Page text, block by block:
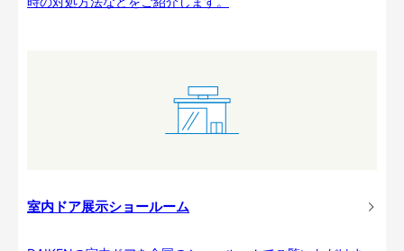
室内ドア展示ショールーム